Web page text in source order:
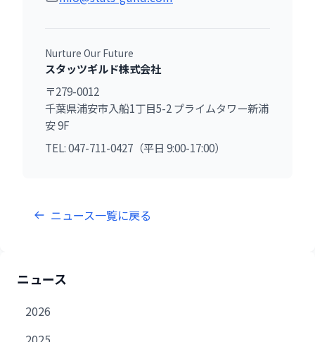
Nurture Our Future
スタッツギルド株式会社
〒279-0012
千葉県浦安市入船1丁目5-2 プライムタワー新浦
安 9F
TEL: 047-711-0427（平日 9:00-17:00）
ニュース一覧に戻る
ニュース
2026